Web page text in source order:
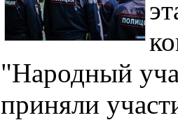
"Народный
приняли